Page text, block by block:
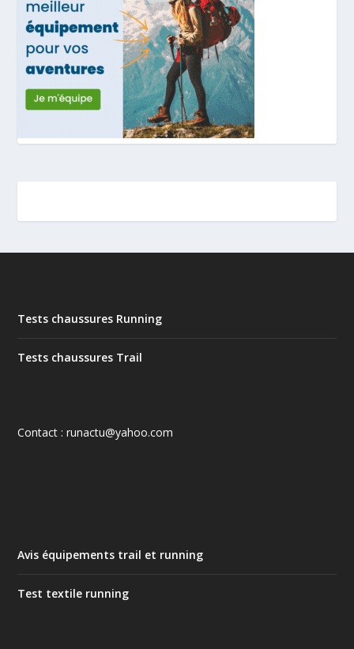
Tests chaussures Running
Tests chaussures Trail
Contact : runactu@yahoo.com
Avis équipements trail et running
Test textile running